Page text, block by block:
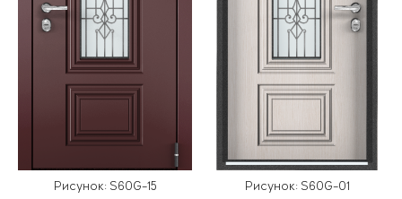
Рисунок: S60G-15 Рисунок: S60G-01